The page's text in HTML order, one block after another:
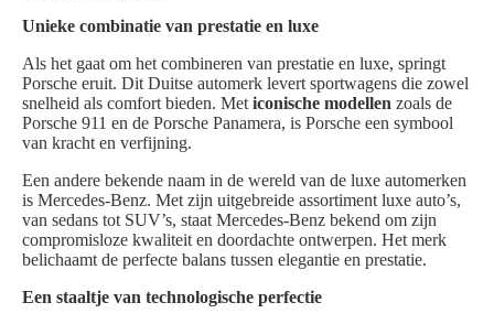
Unieke combinatie van prestatie en luxe
Als het gaat om het combineren van prestatie en luxe, springt
Porsche eruit. Dit Duitse automerk levert sportwagens die zowel
snelheid als comfort bieden. Met iconische modellen zoals de
Porsche 911 en de Porsche Panamera, is Porsche een symbool
van kracht en verfijning.
Een andere bekende naam in de wereld van de luxe automerken
is Mercedes-Benz. Met zijn uitgebreide assortiment luxe auto’s,
van sedans tot SUV’s, staat Mercedes-Benz bekend om zijn
compromisloze kwaliteit en doordachte ontwerpen. Het merk
belichaamt de perfecte balans tussen elegantie en prestatie.
Een staaltje van technologische perfectie